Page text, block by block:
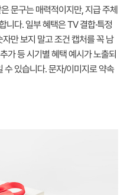
문구는 매력적이지만, 지급 주체
니다. 일부 혜택은 TV 결합·특정
만 보지 말고 조건 캡처를 꼭 남
가 등 시기별 혜택 예시가 노출되
수 있습니다. 문자/이미지로 약속